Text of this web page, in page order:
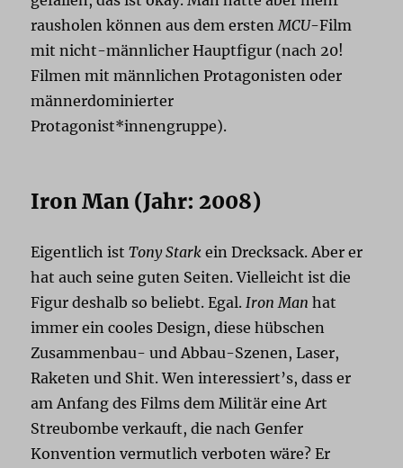
rausholen können aus dem ersten MCU-Film
mit nicht-männlicher Hauptfigur (nach 20!
Filmen mit männlichen Protagonisten oder
männerdominierter
Protagonist*innengruppe).
Iron Man (Jahr: 2008)
Eigentlich istTony Stark ein Drecksack. Aber er
hat auch seine guten Seiten. Vielleicht ist die
Figur deshalb so beliebt. Egal. Iron Man hat
immer ein cooles Design, diese hübschen
Zusammenbau- und Abbau-Szenen, Laser,
Raketen und Shit. Wen interessiert’s, dass er
am Anfang des Films dem Militär eine Art
Streubombe verkauft, die nach Genfer
Konvention vermutlich verboten wäre? Er